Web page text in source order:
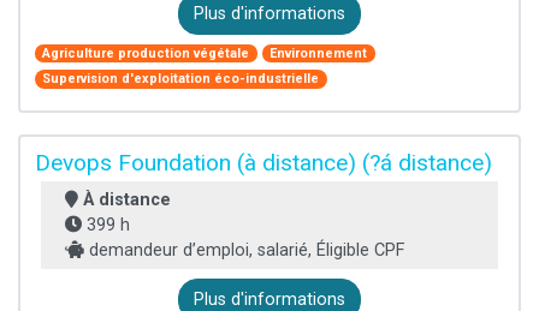
Plus d'informations
Agriculture production végétale
Environnement
Supervision d'exploitation éco-industrielle
Devops Foundation (à distance) (?á distance)
À distance
399 h
demandeur d’emploi, salarié, Éligible CPF
Plus d'informations